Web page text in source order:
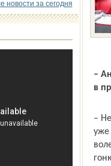
новости за сегодня
–
в
–
уже